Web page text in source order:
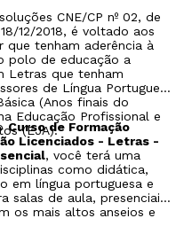
CNE/CP nº 02, de
12/2018, é voltado aos
tenham aderência à
polo de educação a
Letras que tenham
de Língua Portuguesa
(Anos finais do
Educação Profissional e
(EJA).
Curso de Formação
Licenciados - Letras -
, você terá uma
como didática,
em língua portuguesa e
salas de aula, presenciais
os mais altos anseios e